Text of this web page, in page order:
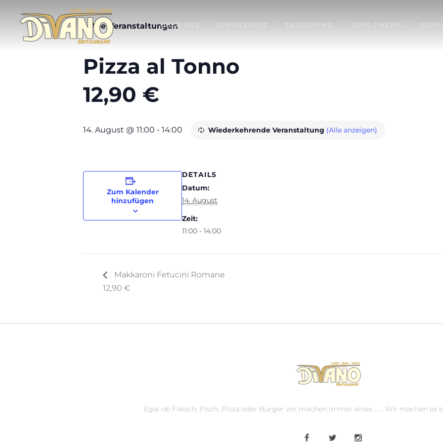
ÜBER UNS SPEISEKARTE TAGESMENÜ JOBS / NEWS
« Alle Veranstaltungen
Pizza al Tonno
12,90 €
14. August @ 11:00 - 14:00 Wiederkehrende Veranstaltung (Alle anzeigen)
Zum Kalender
hinzufügen
DETAILS
Datum:
14. August
Zeit:
11:00 - 14:00
Makkaroni Fetucini Romane
12,90 €
Egal ob Fleisch, FIsch, Pizza oder Burger wir machen immer eines ...... Wir machen es